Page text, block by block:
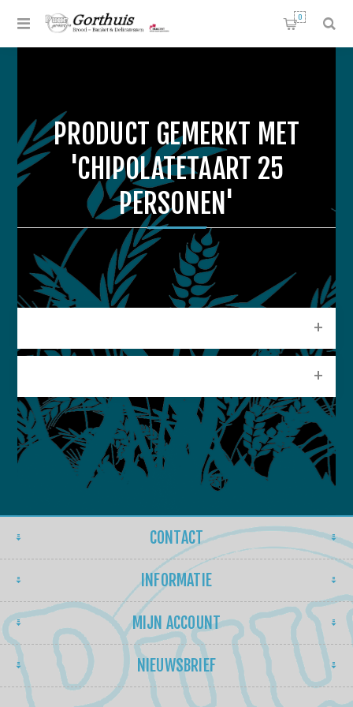
0
PRODUCT GEMERKT MET
'CHIPOLATETAART 25
PERSONEN'
CONTACT
INFORMATIE
MIJN ACCOUNT
NIEUWSBRIEF